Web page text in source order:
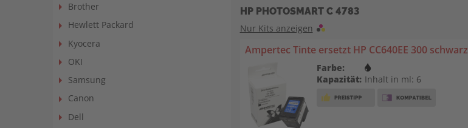
Brother
Hewlett Packard
Kyocera
OKI
Samsung
Canon
Dell
HP PHOTOSMART C 4783
Nur Kits anzeigen
Ampertec Tinte ersetzt HP CC640EE 300 schwarz
Farbe:
Kapazität: Inhalt in ml: 6